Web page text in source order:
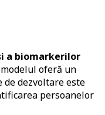
a biomarkerilor
oferă un
dezvoltare este
persoanelor